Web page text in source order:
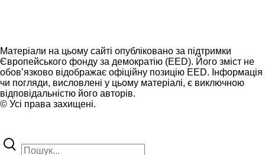
Матеріали на цьому сайті опубліковано за підтримки
Європейського фонду за демократію (EED). Його зміст не
обов’язково відображає офіційну позицію EED. Інформація
чи погляди, висловлені у цьому матеріалі, є виключною
відповідальністю його авторів.
© Усі права захищені.